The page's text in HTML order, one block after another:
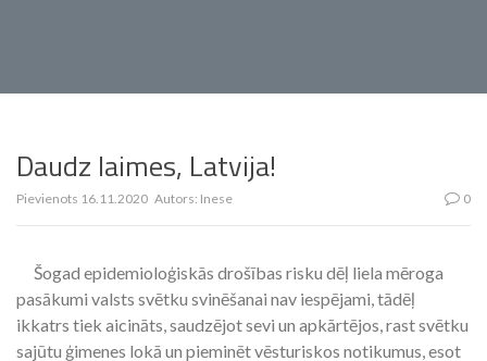
Daudz laimes, Latvija!
Pievienots 16.11.2020 Autors: Inese 0
Šogad epidemioloģiskās drošības risku dēļ liela mēroga
pasākumi valsts svētku svinēšanai nav iespējami, tādēļ
ikkatrs tiek aicināts, saudzējot sevi un apkārtējos, rast svētku
sajūtu ģimenes lokā un pieminēt vēsturiskos notikumus, esot